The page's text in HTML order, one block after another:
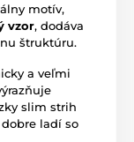
motív,
vzor, dodáva
štruktúru.
a veľmi
slim strih
ladí so